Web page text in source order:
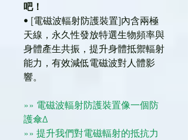
吧！
• [電磁波輻射防護裝置]內含兩極
天線，永久性發放特選生物頻率與
身體產生共振，提升身體抵禦輻射
能力，有效減低電磁波對人體影
響。
»» 電磁波輻射防護裝置像一個防
護傘Δ
»» 提升我們對電磁輻射的抵抗力